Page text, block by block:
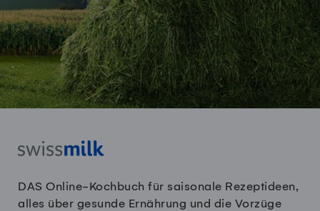
DAS Online-Kochbuch für saisonale Rezeptideen,
alles über gesunde Ernährung und die Vorzüge